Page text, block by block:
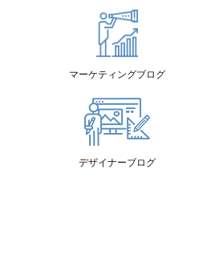
マーケティングブログ
デザイナーブログ